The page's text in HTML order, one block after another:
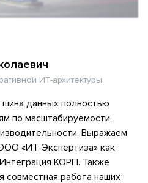
ИТ-архитектуры
данных полностью
по масштабируемости,
Выражаем
«ИТ-Экспертиза» как
КОРП. Также
совместная работа наших